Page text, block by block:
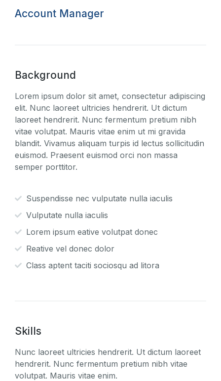
Account Manager
Background
Lorem ipsum dolor sit amet, consectetur adipiscing
elit. Nunc laoreet ultricies hendrerit. Ut dictum
laoreet hendrerit. Nunc fermentum pretium nibh
vitae volutpat. Mauris vitae enim ut mi gravida
blandit. Vivamus aliquam turpis id lectus sollicitudin
euismod. Praesent euismod orci non massa
semper porttitor.
Suspendisse nec vulputate nulla iaculis
Vulputate nulla iaculis
Lorem ipsum eative volutpat donec
Reative vel donec dolor
Class aptent taciti sociosqu ad litora
Skills
Nunc laoreet ultricies hendrerit. Ut dictum laoreet
hendrerit. Nunc fermentum pretium nibh vitae
volutpat. Mauris vitae enim.